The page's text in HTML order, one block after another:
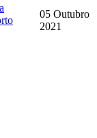
05 Outubro
2021